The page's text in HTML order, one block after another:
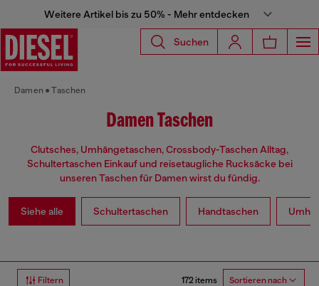
Weitere Artikel bis zu 50% - Mehr entdecken
Suchen
Damen Taschen
Damen Taschen
Clutsches, Umhängetaschen, Crossbody-Taschen Alltag,
Schultertaschen Einkauf und reisetaugliche Rucksäcke bei
unseren Taschen für Damen wirst du fündig.
Siehe alle Schultertaschen Handtaschen
Filtern 172 items Sortieren nach